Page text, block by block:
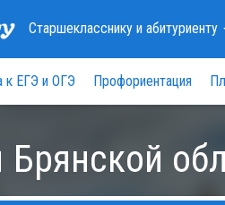
Старшеклассникуи абитуриенту
к ЕГЭ и ОГЭ Профориентация
Брянской